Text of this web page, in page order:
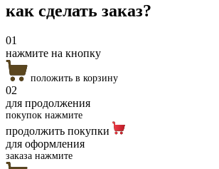
как сделать заказ?
01
нажмите на кнопку
положить в корзину
02
для продолжения
покупок нажмите
продолжить покупки
для оформления
заказа нажмите